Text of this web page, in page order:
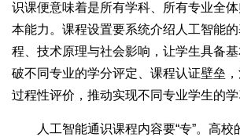
识课便意味着是所有学科、所有专业全
本能力。课程设置要系统介绍人工智能
程、技术原理与社会影响，让学生具备
破不同专业的学分评定、课程认证壁垒
过程性评价，推动实现不同专业学生的学
人工智能通识课程内容要“专”。高校